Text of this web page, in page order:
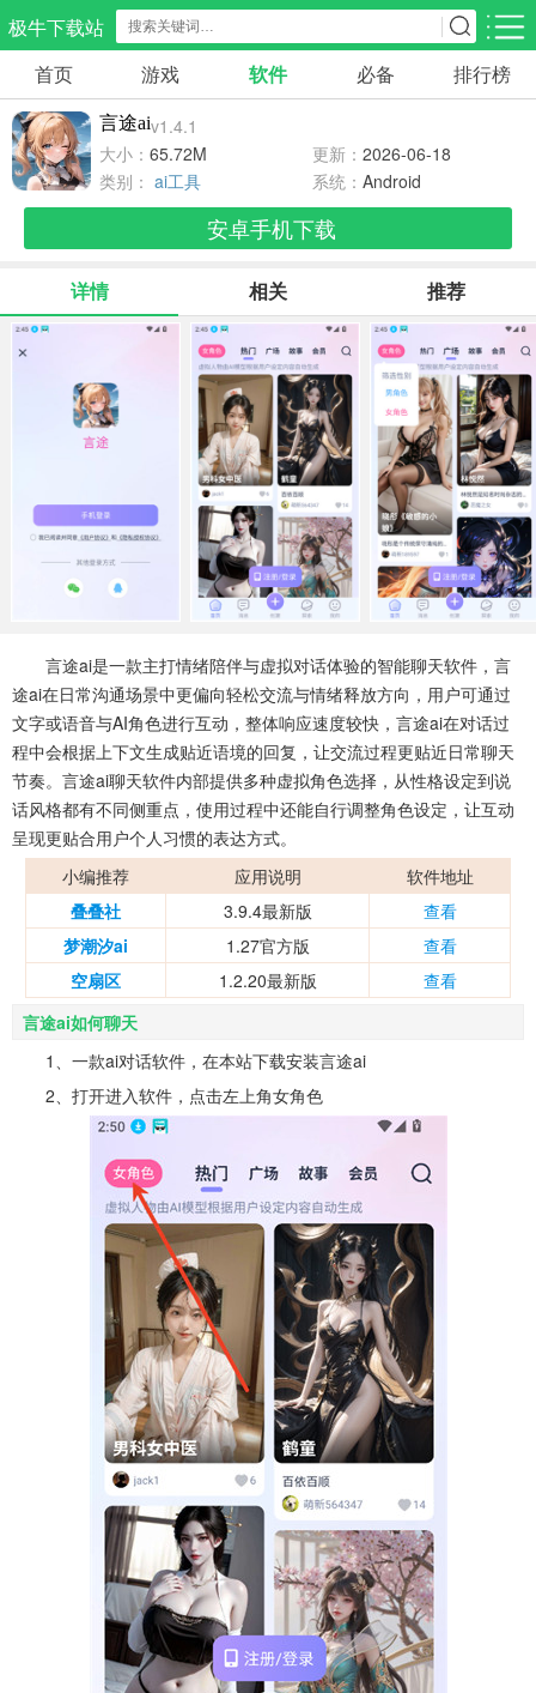
极牛下载站
应用分类 游戏分类
生活服务
300款应用
教育学习
180款应用
气象交通
86款应用
游戏辅助
478款应用
摄影美化
216款应用
186款应用
电子图书
441款应用
移动办公
184款应用
新闻阅读
金融理财
54款应用
媒体影音
605款应用
系统工具
650款应用
健康医疗
54款应用
ai工具
338款应用
97款应用
首页 游戏 软件 必备 排行榜
言途aiv1.4.1
大小： 65.72M 更新： 2026-06-18
类别： ai工具 系统： Android
安卓手机下载
详情 相关 推荐
言途ai是一款主打情绪陪伴与虚拟对话体验的智能聊天软件，言
途ai在日常沟通场景中更偏向轻松交流与情绪释放方向，用户可通过
文字或语音与AI角色进行互动，整体响应速度较快，言途ai在对话过
程中会根据上下文生成贴近语境的回复，让交流过程更贴近日常聊天
节奏。言途ai聊天软件内部提供多种虚拟角色选择，从性格设定到说
话风格都有不同侧重点，使用过程中还能自行调整角色设定，让互动
呈现更贴合用户个人习惯的表达方式。
小编推荐
应用说明
软件地址
叠叠社
3.9.4最新版
查看
梦潮汐ai
1.27官方版
查看
空扇区
1.2.20最新版
查看
言途ai如何聊天
1、一款ai对话软件，在本站下载安装言途ai
2、打开进入软件，点击左上角女角色